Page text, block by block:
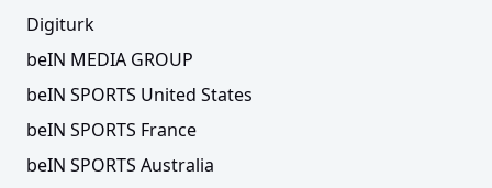
Digiturk
beIN MEDIA GROUP
beIN SPORTS United States
beIN SPORTS France
beIN SPORTS Australia